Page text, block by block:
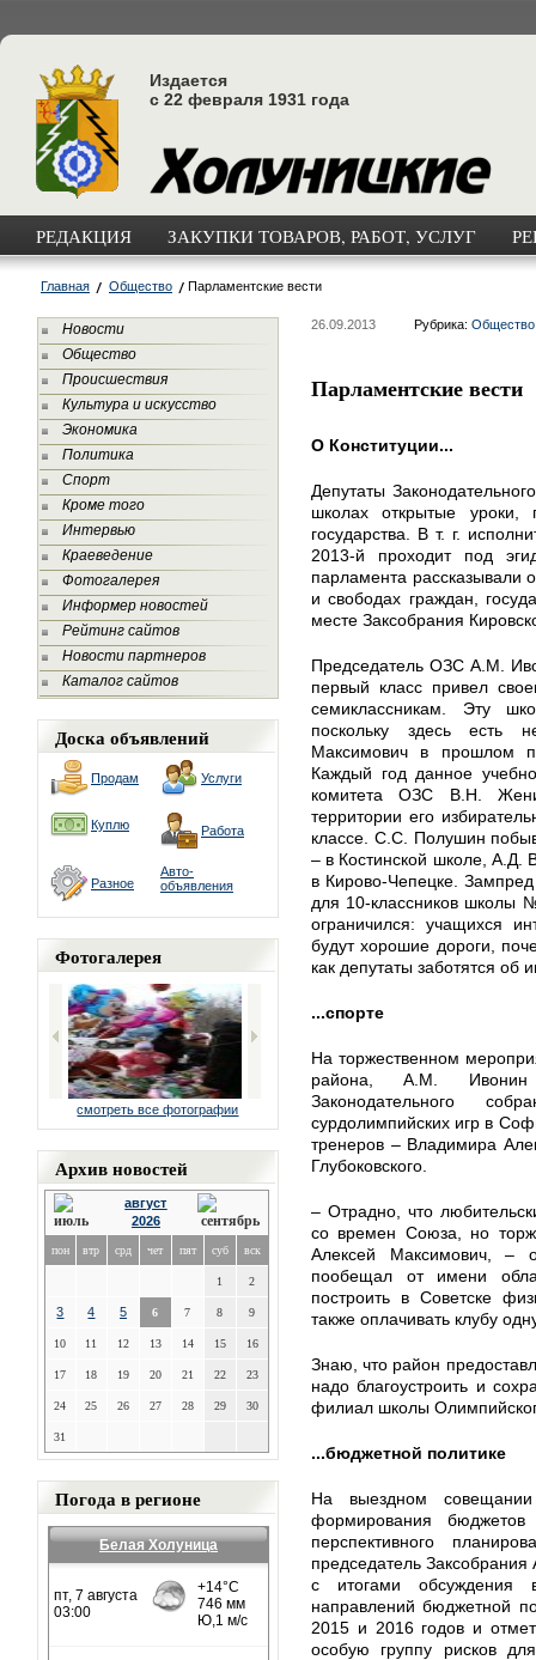
Издается
с 22 февраля 1931 года
РЕДАКЦИЯ ЗАКУПКИ ТОВАРОВ, РАБОТ, УСЛУГ
Главная Общество Парламентские вести
Новости
Общество
Происшествия
Культура и искусство
Экономика
Политика
Спорт
Кроме того
Интервью
Краеведение
Фотогалерея
Информер новостей
Рейтинг сайтов
Новости партнеров
Каталог сайтов
Доска объявлений
Продам Услуги
Куплю Работа
Разное
Авто-
объявления
Фотогалерея
смотреть все фотографии
Архив новостей
август
2026
пон втр срд чет пят суб вск
1 2
3 4 5 6 7 8 9
10 11 12 13 14 15 16
17 18 19 20 21 22 23
24 25 26 27 28 29 30
31
Погода в регионе
Белая Холуница
26.09.2013 Рубрика: Общество
Парламентские вести
О Конституции...
Депутаты
школах открытые уроки,
государства. В т. г.
2013-й проходит под
парламента рассказывали
и свободах граждан,
месте Заксобрания
Председатель ОЗС А.М.
первый класс привел
семиклассникам. Эту
поскольку здесь есть
Максимович в прошлом
Каждый год данное
комитета ОЗС В.Н.
территории его
классе. С.С. Полушин
– в Костинской школе, А.Д.
в Кирово-Чепецке.
для 10-классников школы
ограничился: учащихся
будут хорошие дороги,
как депутаты заботятся об
...спорте
На торжественном
района, А.М. Ивонин
Законодательного
сурдолимпийских игр в
тренеров – Владимира
Глубоковского.
– Отрадно, что
со времен Союза, но
Алексей Максимович, –
пообещал от имени
построить в Советске
также оплачивать клубу
Знаю, что район
надо благоустроить и
филиал школы
...бюджетной политике
На выездном
формирования
перспективного
председатель
с итогами обсуждения
направлений бюджетной
2015 и 2016 годов и
особую группу рисков